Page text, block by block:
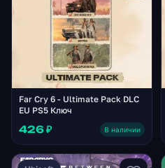
Far Cry 6 - Ultimate Pack DLC
EU PS5 Ключ
426 ₽ В наличии